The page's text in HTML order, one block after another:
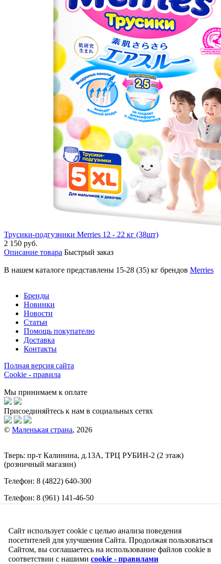
Трусики-подгузники Merries 12 - 22 кг (38шт)
2 150 руб.
Описание товара Быстрый заказ
В нашем каталоге представлены 15-28 (35) кг брендов Merries
Бренды
Новинки
Новости
Статьи
Помощь покупателю
Доставка
Контакты
Полная версия сайта
Cookie - правила
Мы принимаем к оплате
Присоединяйтесь к нам в социальных сетях
© Маленькая страна, 2026
Тверь: пр-т Калинина, д.13А, ТРЦ РУБИН-2 (2 этаж)
(розничный магазин)
Телефон: 8 (4822) 640-300
Телефон: 8 (961) 141-46-50
Обращаем ваше внимание на то, что вся информация
(включая цены) на этом интернет-сайте носит исключительно
информационный характер и ни при каких условиях не
является публичной офертой, определяемой положениями
Сайт использует cookie с целью анализа поведения
посетителей для улучшения Сайта. Продолжая пользоваться
Сайтом, вы соглашаетесь на использование файлов cookie в
соответствии с нашими cookie - правилами